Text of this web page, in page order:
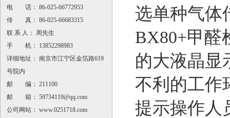
电 话： 86-025-66772953
传 真： 86-025-66683315
联 系 人： 周先生
手 机： 13852298983
详细地址： 南京市江宁区金箔路619
号院内
邮 编： 211100
邮 箱： 59734119@qq.com
公司网站： www.0251718.com
选单种气体
BX80+甲醛
的大液晶显
不利的工作
提示操作人